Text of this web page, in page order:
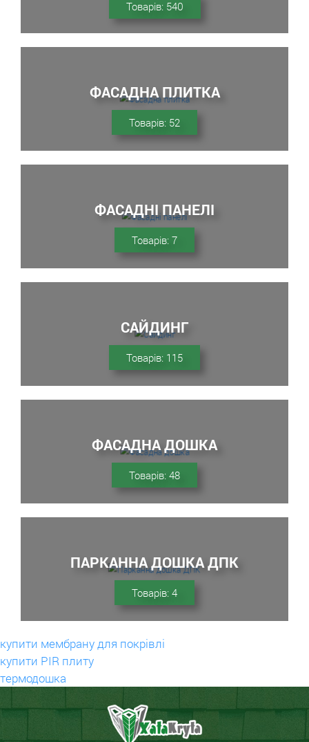
Товарів: 540
ФАСАДНА ПЛИТКА
Товарів: 52
ФАСАДНІ ПАНЕЛІ
Товарів: 7
САЙДИНГ
Товарів: 115
ФАСАДНА ДОШКА
Товарів: 48
ПАРКАННА ДОШКА ДПК
Товарів: 4
купити мембрану для покрівлі
купити PIR плиту
термодошка